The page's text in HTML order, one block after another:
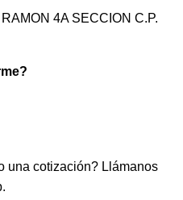
4A SECCION C.P.
una cotización? Llámanos